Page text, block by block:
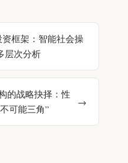
框架：智能社会操
层次分析
的战略抉择：性
可能三角”